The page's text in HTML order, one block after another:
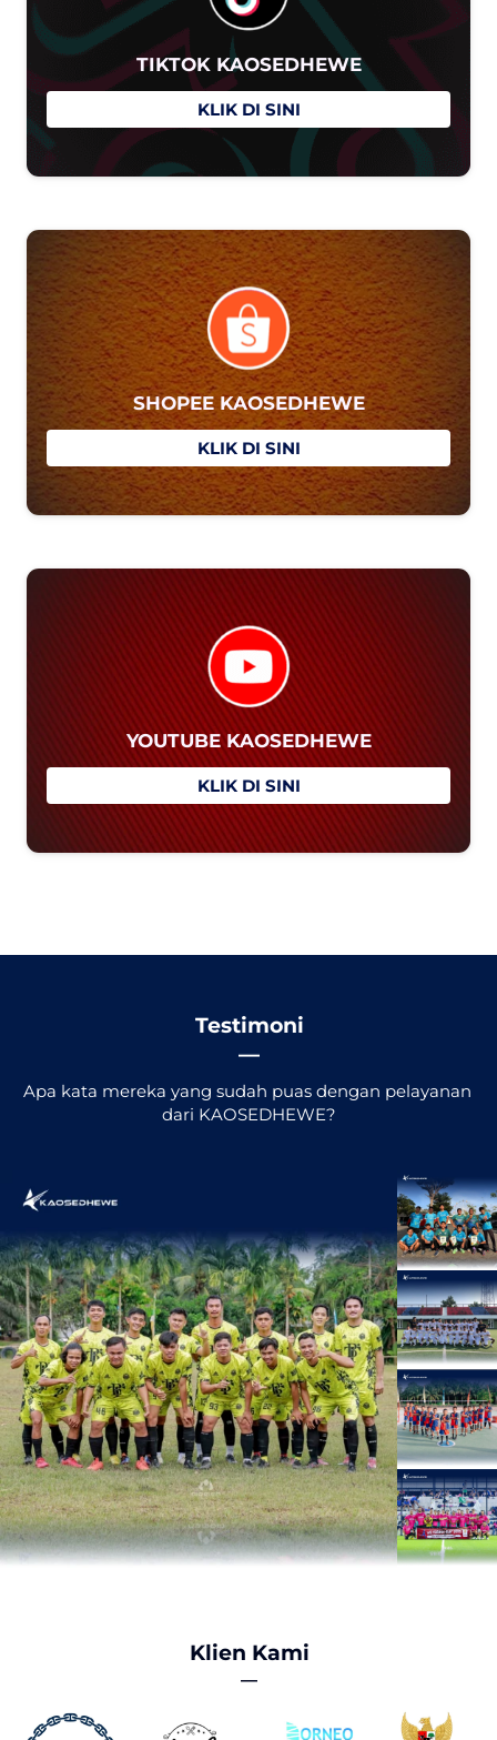
TIKTOK KAOSEDHEWE
`
KLIK DI SINI
SHOPEE KAOSEDHEWE
`
KLIK DI SINI
YOUTUBE KAOSEDHEWE
`
KLIK DI SINI
Testimoni
―
Apa kata mereka yang sudah puas dengan pelayanan
dari KAOSEDHEWE?
Klien Kami
―